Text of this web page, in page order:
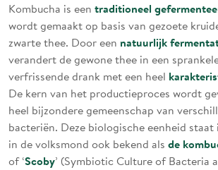
Kombucha is een traditioneel
wordt gemaakt op basis van gezoete
zwarte thee. Door een natuurlijk
verandert de gewone thee in een
verfrissende drank met een heel
De kern van het productieproces wordt
heel bijzondere gemeenschap van
bacteriën. Deze biologische eenheid
in de volksmond ook bekend als de
of ‘Scoby’ (Symbiotic Culture of Bacteria